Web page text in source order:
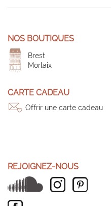
NOS BOUTIQUES
Brest
Morlaix
CARTE CADEAU
Offrir une carte cadeau
REJOIGNEZ-NOUS